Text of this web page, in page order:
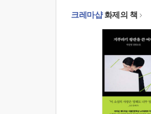
크레마샵화제의 책